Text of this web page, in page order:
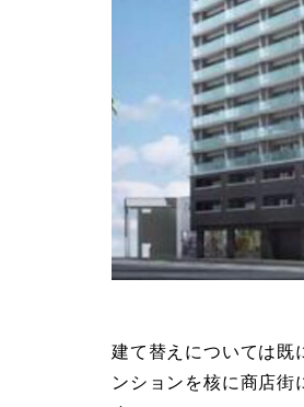
建て替えについては既
ンションを核に商店